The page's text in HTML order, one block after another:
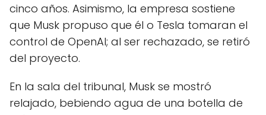
cinco años. Asimismo, la empresa sostiene
que Musk propuso que él o Tesla tomaran el
control de OpenAI; al ser rechazado, se retiró
del proyecto.
En la sala del tribunal, Musk se mostró
relajado, bebiendo agua de una botella de